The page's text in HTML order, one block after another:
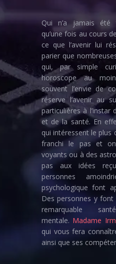
Qui n’a jamais été
qu’une fois au cours
ce que l’avenir lui
parier que
qui, par simple
horoscope au
souvent l’envie de
réserve l’avenir au
particulières à l’instar
et de la santé. En
qui intéressent le plus
franchi le pas et
voyants ou à des
pas aux idées
personnes
psychologique font
Des personnes y font
remarquable
mentale. Madame
qui vous fera
ainsi que ses